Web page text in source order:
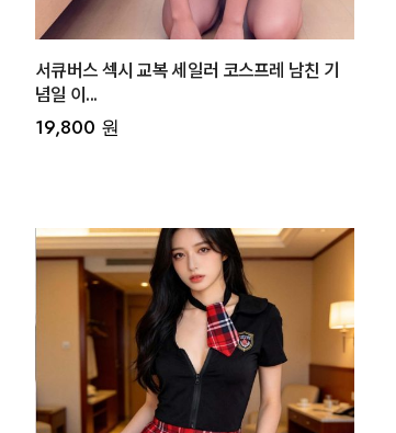
서큐버스 섹시 교복 세일러 코스프레 남친 기
념일 이...
19,800 원